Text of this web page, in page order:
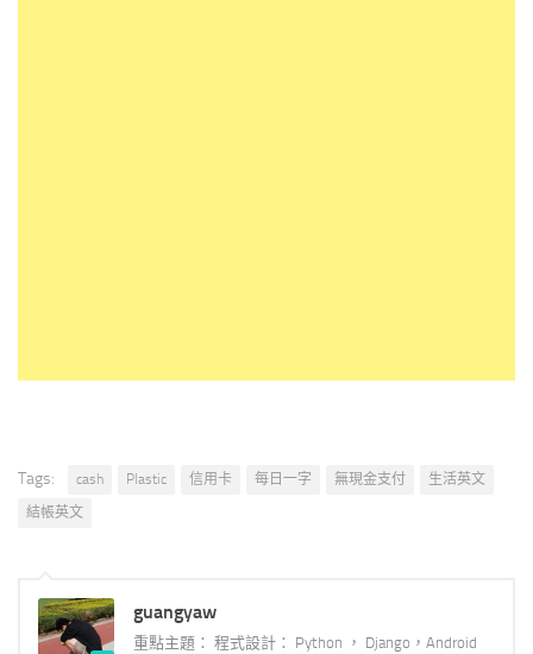
Tags: cash Plastic 信用卡 每日一字 無現金支付
生活英文
結帳英文
guangyaw
重點主題： 程式設計： Python ， Django，Android